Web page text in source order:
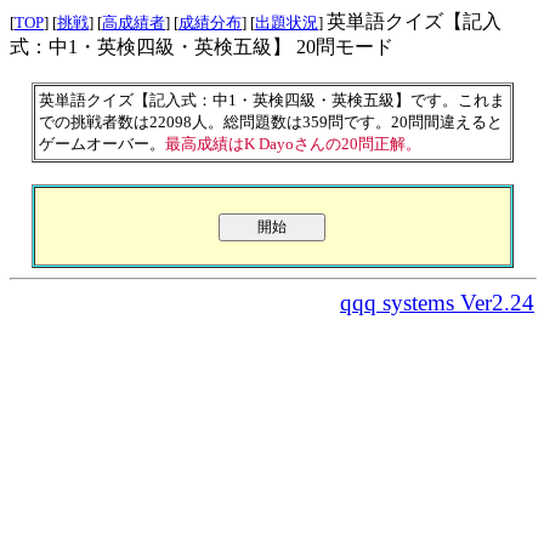
[TOP] [挑戦] [高成績者] [成績分布] [出題状況] 英単語クイズ【記入
式：中1・英検四級・英検五級】 20問モード
英単語クイズ【記入式：中1・英検四級・英検五級】です。これま
での挑戦者数は22098人。総問題数は359問です。20問間違えると
ゲームオーバー。 最高成績はK Dayoさんの20問正解。
qqq systems Ver2.24